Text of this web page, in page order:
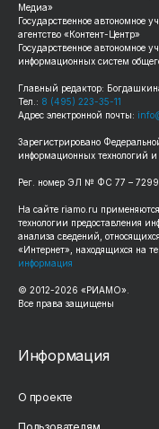
Медиа»
Государственное автономное
агентство «Контент-Центр»
Государственное автономное
информационных систем
Главный редактор:
Тел.: 8 (495) 223-35-11
Адрес электронной почты:
Зарегистрировано
информационных технологий
Рег. номер ЭЛ № ФС 77 –
На сайте riamo.ru
технологии предоставления
анализа сведений,
«Интернет», находящихся на
информация
© 2012-2026 «РИАМО».
Все права защищены
Информация
О проекте